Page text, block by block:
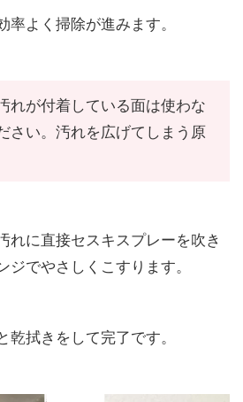
よく掃除が進みます。
れが付着している面は使わな
さい。汚れを広げてしまう原
れに直接セスキスプレーを吹き
でやさしくこすります。
拭きをして完了です。